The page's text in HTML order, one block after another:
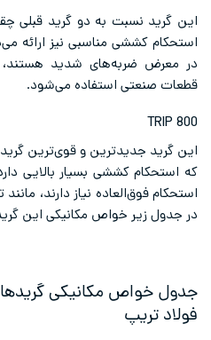
این گرید نسبت به دو گرید قبلی
استحکام کششی مناسبی نیز ارائه
در معرض ضربه‌های شدید هستند،
قطعات صنعتی استفاده می‌شود.
TRIP 800
این گرید جدیدترین و قوی‌ترین گرید
که استحکام کششی بسیار بالایی
استحکام فوق‌العاده نیاز دارند،
در جدول زیر خواص مکانیکی این
فولاد تریپ